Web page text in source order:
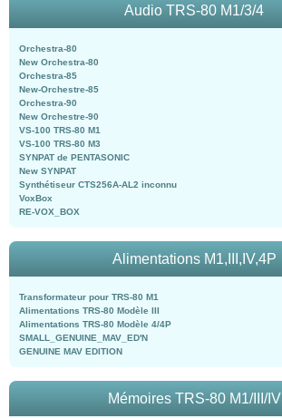
Audio TRS-80 M1/3/4
Orchestra-80
New Orchestra-80
Orchestra-85
New-Orchestre-85
Orchestra-90
New Orchestre-90
VS-100 TRS-80 M1
VS-100 TRS-80 M3
SYNPAT de PENTASONIC
New SYNPAT
Synthétiseur CTS256A-AL2 inconnu
VoxBox
RE-VOX_BOX
Alimentations M1,III,IV,4P
Transformateur pour TRS-80 M1
Alimentations TRS-80 Modèle III
Alimentations TRS-80 Modèle 4/4P
SMALL_GENUINE_MAV_ED'N
GENUINE MAV EDITION
Mémoires TRS-80 M1/III/IV